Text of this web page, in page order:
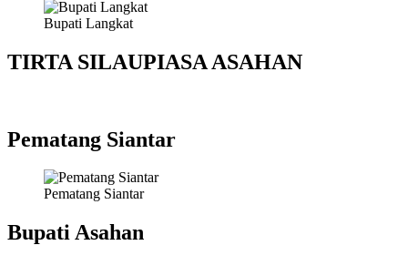
Bupati Langkat
TIRTA SILAUPIASA ASAHAN
Pematang Siantar
Pematang Siantar
Bupati Asahan